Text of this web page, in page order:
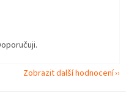
z 5 hvězdiček.
Zobrazit další hodnocení